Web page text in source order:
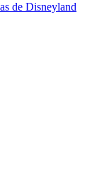
de Disneyland